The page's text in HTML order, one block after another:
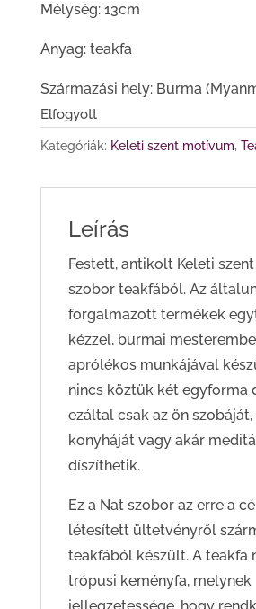
Mélység: 13cm
Anyag: teakfa
Származási hely: Burma
Elfogyott
Kategóriák: Keleti szent motívum,
Leírás
Festett, antikolt Keleti
szobor teakfából. Az
forgalmazott termékek
kézzel, burmai
aprólékos munkájával
nincs köztük két egyforma
ezáltal csak az ön
konyháját vagy akár
díszíthetik.
Ez a Nat szobor az erre a
létesített ültetvényről
teakfából készült. A teakfa
trópusi keményfa, melynek